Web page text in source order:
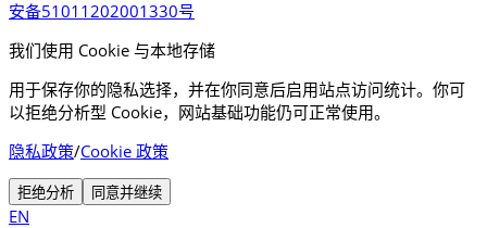
安备51011202001330号
我们使用 Cookie 与本地存储
用于保存你的隐私选择，并在你同意后启用站点访问统计。你可
以拒绝分析型 Cookie，网站基础功能仍可正常使用。
隐私政策/Cookie 政策
拒绝分析 同意并继续
EN